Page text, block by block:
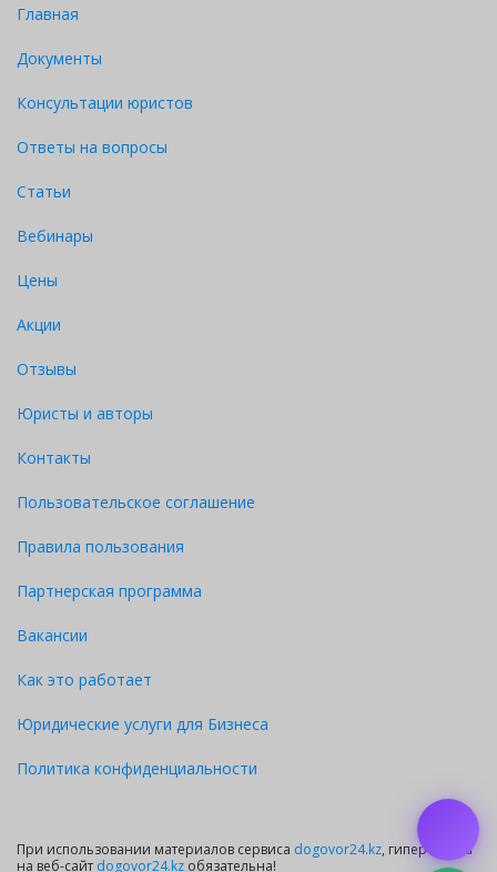
Главная
Документы
Консультации юристов
Ответы на вопросы
Статьи
Вебинары
Цены
Акции
Отзывы
Юристы и авторы
Контакты
Пользовательское соглашение
Правила пользования
Партнерская программа
Вакансии
Как это работает
Юридические услуги для Бизнеса
Политика конфиденциальности
При использовании материалов сервиса dogovor24.kz, гиперссылка
на веб-сайт dogovor24.kz обязательна!